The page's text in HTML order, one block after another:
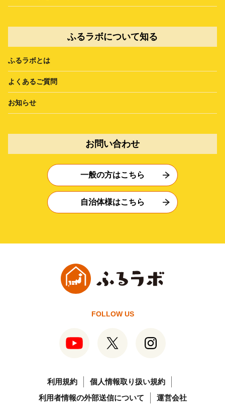
ふるラボについて知る
ふるラボとは
よくあるご質問
お知らせ
お問い合わせ
一般の方はこちら
自治体様はこちら
FOLLOW US
利用規約
個人情報取り扱い規約
利用者情報の外部送信について
運営会社